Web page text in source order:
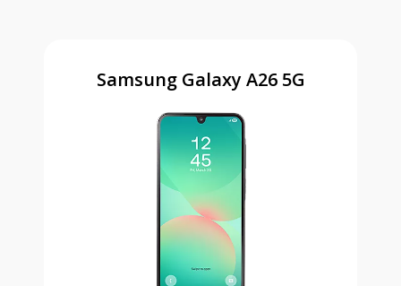
Samsung Galaxy A26 5G